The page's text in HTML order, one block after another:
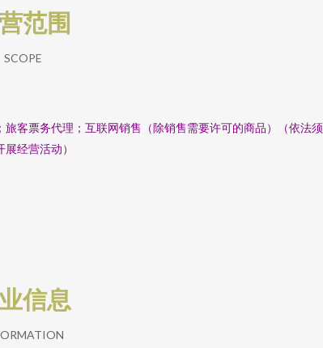
范围
SCOPE
客票务代理；互联网销售（除销售需要许可的商品）（依法
展经营活动）
信息